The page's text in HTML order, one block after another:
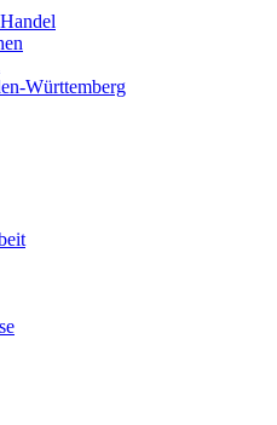
Württemberg